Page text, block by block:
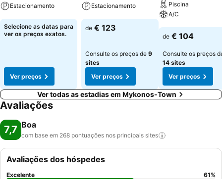
Estacionamento
Ver preços
Selecione as datas para
ver os preços exatos.
Ver preços
Estacionamento
Ver preços
de € 123
Consulte os preços de 9
sites
Ver preços
Piscina
A/C
Ver preços
de € 104
Consulte os preços
14 sites
Ver preços
Ver todas as estadias em Mykonos-Town
Avaliações
7,7 Boa
com base em 268 pontuações nos principais sites
Avaliações dos hóspedes
Excelente 61%